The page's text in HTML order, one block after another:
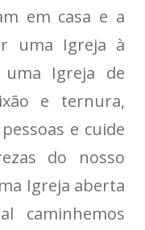
em casa e a
uma Igreja à
Igreja de
e ternura,
e cuide
do nosso
Igreja aberta
caminhemos